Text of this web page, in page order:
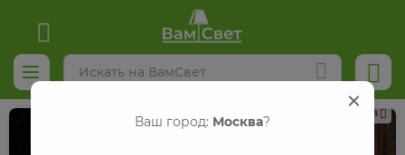
Реклама
Ваш город: Москва?